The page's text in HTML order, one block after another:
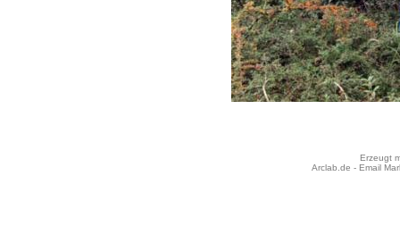
Erzeugt
Arclab.de - Email